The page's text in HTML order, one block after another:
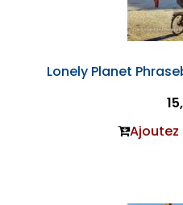
Lonely Planet
Ajoutez